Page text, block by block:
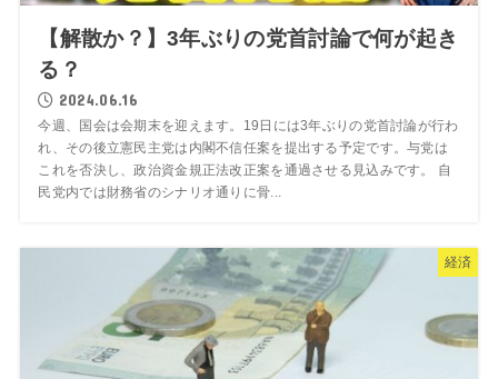
【解散か？】3年ぶりの党首討論で何が起き
る？
2024.06.16
今週、国会は会期末を迎えます。19日には3年ぶりの党首討論が行わ
れ、その後立憲民主党は内閣不信任案を提出する予定です。与党は
これを否決し、政治資金規正法改正案を通過させる見込みです。 自
民党内では財務省のシナリオ通りに骨...
経済